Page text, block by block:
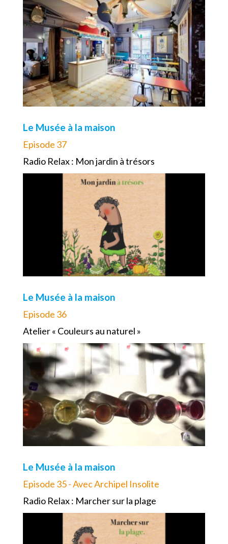
Le Musée à la maison
Episode 37
Radio Relax : Mon jardin à trésors
Le Musée à la maison
Episode 36
Atelier « Couleurs au naturel »
Le Musée à la maison
Episode 35 - Avec Archipel Insolite
Radio Relax : Marcher sur la plage